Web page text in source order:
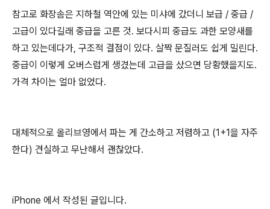
참고로 화장솜은 지하철 역안에 있는 미샤에 갔더니 보급 / 중급 /
고급이 있다길래 중급을 고른 것. 보다시피 중급도 과한 모양새를
하고 있는데다가, 구조적 결점이 있다. 살짝 문질러도 쉽게 밀린다.
중급이 이렇게 오버스럽게 생겼는데 고급을 샀으면 당황했을지도.
가격 차이는 얼마 없었다.
대체적으로 올리브영에서 파는 게 간소하고 저렴하고 (1+1을 자주
한다) 견실하고 무난해서 괜찮았다.
iPhone 에서 작성된 글입니다.